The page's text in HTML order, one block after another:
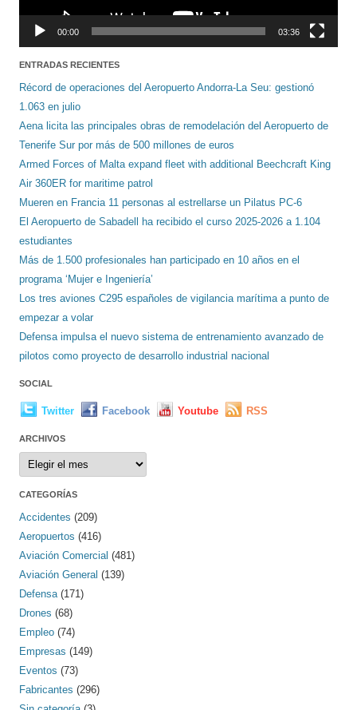
00:00 03:36
ENTRADAS RECIENTES
Récord de operaciones del Aeropuerto Andorra-La Seu: gestionó
1.063 en julio
Aena licita las principales obras de remodelación del Aeropuerto de
Tenerife Sur por más de 500 millones de euros
Armed Forces of Malta expand fleet with additional Beechcraft King
Air 360ER for maritime patrol
Mueren en Francia 11 personas al estrellarse un Pilatus PC-6
El Aeropuerto de Sabadell ha recibido el curso 2025-2026 a 1.104
estudiantes
Más de 1.500 profesionales han participado en 10 años en el
programa ‘Mujer e Ingeniería’
Los tres aviones C295 españoles de vigilancia marítima a punto de
empezar a volar
Defensa impulsa el nuevo sistema de entrenamiento avanzado de
pilotos como proyecto de desarrollo industrial nacional
SOCIAL
Twitter Facebook Youtube RSS
ARCHIVOS
Archivos
CATEGORÍAS
Accidentes (209)
Aeropuertos (416)
Aviación Comercial (481)
Aviación General (139)
Defensa (171)
Drones (68)
Empleo (74)
Empresas (149)
Eventos (73)
Fabricantes (296)